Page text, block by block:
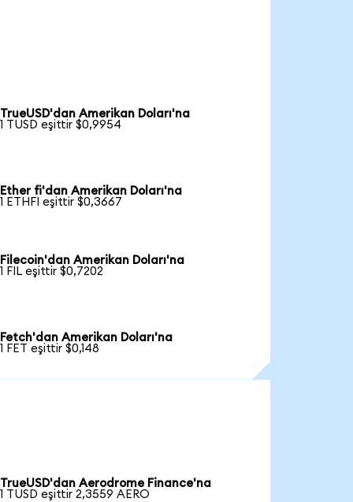
TrueUSD'dan Amerikan Doları'na
1 TUSD eşittir $0,9954
Ether fi'dan Amerikan Doları'na
1 ETHFI eşittir $0,3667
Filecoin'dan Amerikan Doları'na
1 FIL eşittir $0,7202
Fetch'dan Amerikan Doları'na
1 FET eşittir $0,148
TrueUSD'dan Aerodrome Finance'na
1 TUSD eşittir 2,3559 AERO